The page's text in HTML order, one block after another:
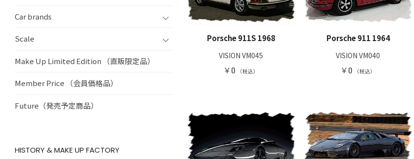
Car brands
Scale
Make Up Limited Edition （直販限定品）
Member Price （会員価格品）
Future（発売予定商品）
HISTORY & MAKE UP FACTORY
Porsche 911S 1968
VISION VM045
￥0 （税込）
Porsche 911 1964
VISION VM040
￥0 （税込）